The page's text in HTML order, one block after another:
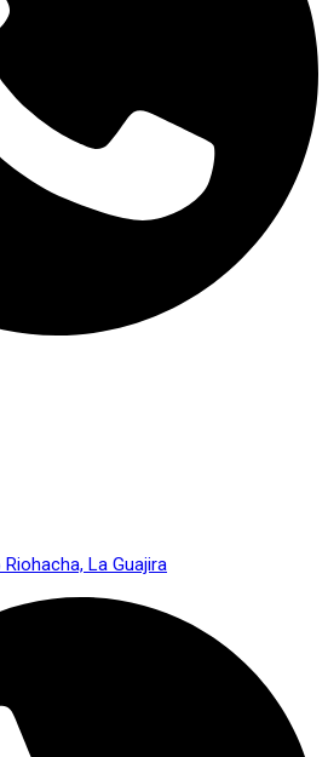
La Guajira